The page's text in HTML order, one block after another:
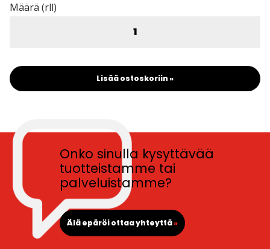
Määrä (rll)
Lisää ostoskoriin »
Onko sinulla kysyttävää
tuotteistamme tai
palveluistamme?
Älä epäröi ottaa yhteyttä»